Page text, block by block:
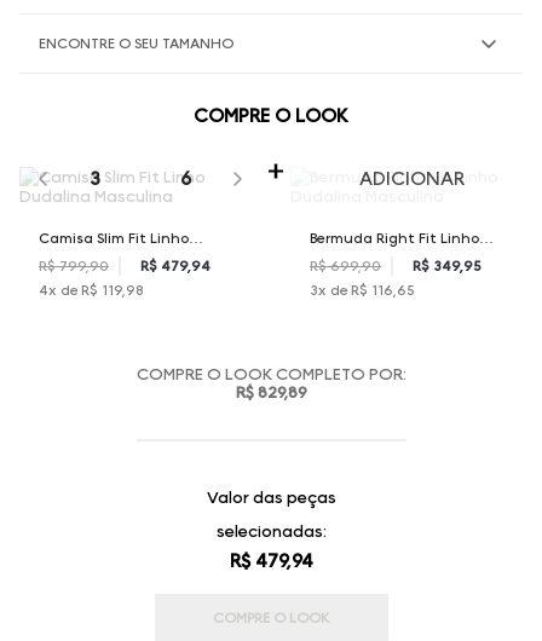
ENCONTRE O SEU TAMANHO
COMPRE O LOOK
3 6
Camisa Slim Fit Linho
Dudalina Masculina
R$ 799,90
R$ 479,94
4x de R$ 119,98
ADICIONAR
Bermuda Right Fit Linho
Dudalina Masculina
R$ 699,90
R$ 349,95
3x de R$ 116,65
COMPRE O LOOK COMPLETO POR:
R$ 829,89
Valor das peças
selecionadas:
R$ 479,94
COMPRE O LOOK